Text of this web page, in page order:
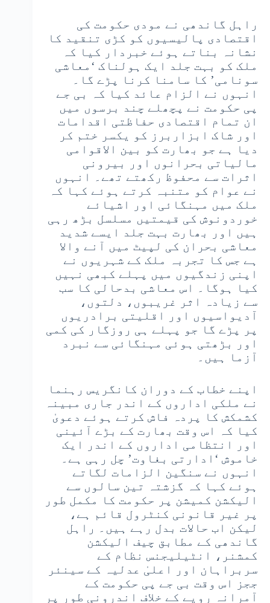
راہل گاندھی نے مودی حکومت کی
اقتصادی پالیسیوں کو کڑی تنقید کا
نشانہ بناتے ہوئے خبردار کیا کہ
ملک کو بہت جلد ایک ہولناک ‘معاشی
سونامی’ کا سامنا کرنا پڑے گا۔
انہوں نے الزام عائد کیا کہ بی جے
پی حکومت نے پچھلے چند برسوں میں
ان تمام اقتصادی حفاظتی اقدامات
اور شاک ابزاربرز کو یکسر ختم کر
دیا ہے جو بھارت کو بین الاقوامی
مالیاتی بحرانوں اور بیرونی
اثرات سے محفوظ رکھتے تھے۔ انہوں
نے عوام کو متنبہ کرتے ہوئے کہا کہ
ملک میں مہنگائی اور اشیائے
خوردونوش کی قیمتیں مسلسل بڑھ رہی
ہیں اور بھارت بہت جلد ایسے شدید
معاشی بحران کی لپیٹ میں آنے والا
ہے جس کا تجربہ ملک کے شہریوں نے
اپنی زندگیوں میں پہلے کبھی نہیں
کیا ہوگا۔ اس معاشی بدحالی کا سب
سے زیادہ اثر غریبوں، دلتوں،
آدیواسیوں اور اقلیتی برادریوں
پر پڑے گا جو پہلے ہی روزگار کی کمی
اور بڑھتی ہوئی مہنگائی سے نبرد
آزما ہیں۔
اپنے خطاب کے دوران کانگریس رہنما
نے ملکی اداروں کے اندر جاری مبینہ
کشمکش کا پردہ فاش کرتے ہوئے دعویٰ
کیا کہ اس وقت بھارت کے بڑے آئینی
اور انتظامی اداروں کے اندر ایک
خاموش ‘ادارتی بغاوت’ چل رہی ہے۔
انہوں نے سنگین الزامات لگاتے
ہوئے کہا کہ گزشتہ تین سالوں سے
الیکشن کمیشن پر حکومت کا مکمل طور
پر غیر قانونی کنٹرول قائم ہے،
لیکن اب حالات بدل رہے ہیں۔ راہل
گاندھی کے مطابق چیف الیکشن
کمشنر، انٹیلیجنس نظام کے
سربراہان اور اعلیٰ عدلیہ کے سینئر
ججز اس وقت بی جے پی حکومت کے
آمرانہ رویے کے خلاف اندرونی طور پر